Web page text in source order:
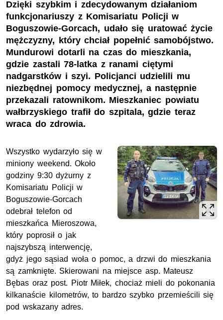
Dzięki szybkim i zdecydowanym działaniom
funkcjonariuszy z Komisariatu Policji w
Boguszowie-Gorcach, udało się uratować życie
mężczyzny, który chciał popełnić samobójstwo.
Mundurowi dotarli na czas do mieszkania,
gdzie zastali 78-latka z ranami ciętymi
nadgarstków i szyi. Policjanci udzielili mu
niezbędnej pomocy medycznej, a następnie
przekazali ratownikom. Mieszkaniec powiatu
wałbrzyskiego trafił do szpitala, gdzie teraz
wraca do zdrowia.
Wszystko wydarzyło się w
miniony weekend. Około
godziny 9:30 dyżurny z
Komisariatu Policji w
Boguszowie-Gorcach
odebrał telefon od
mieszkańca Mieroszowa,
który poprosił o jak
najszybszą interwencję,
gdyż jego sąsiad woła o pomoc, a drzwi do mieszkania
są zamknięte. Skierowani na miejsce asp. Mateusz
Bębas oraz post. Piotr Miłek, chociaż mieli do pokonania
kilkanaście kilometrów, to bardzo szybko przemieścili się
pod wskazany adres.